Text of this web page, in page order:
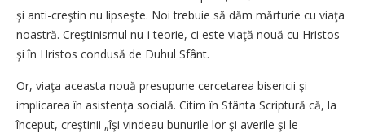
şi anti-creştin nu lipseşte. Noi trebuie să dăm mărturie cu viaţa
noastră. Creştinismul nu-i teorie, ci este viaţă nouă cu Hristos
şi în Hristos condusă de Duhul Sfânt.
Or, viaţa aceasta nouă presupune cercetarea bisericii şi
implicarea în asistenţa socială. Citim în Sfânta Scriptură că, la
început, creştinii „îşi vindeau bunurile lor şi averile şi le